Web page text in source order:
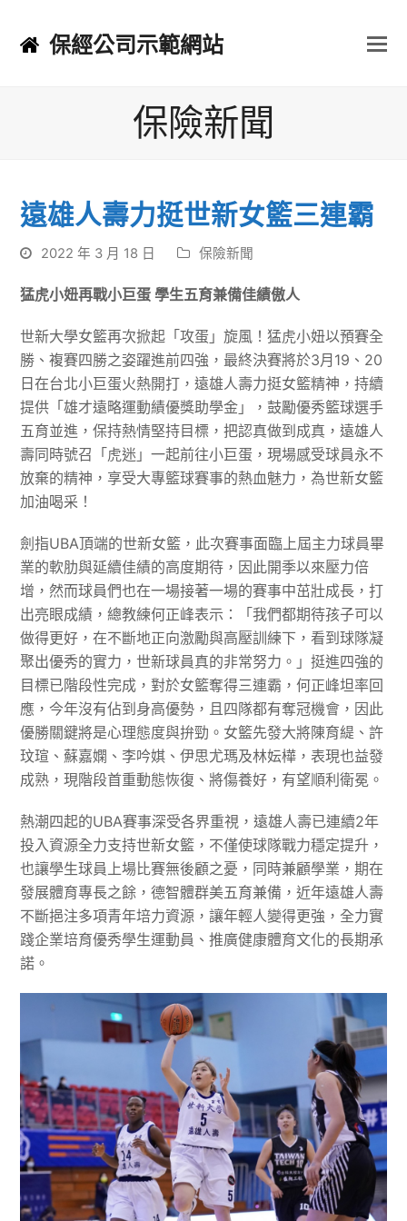
保經公司示範網站
保險新聞
遠雄人壽力挺世新女籃三連霸
2022 年 3 月 18 日 保險新聞
猛虎小妞再戰小巨蛋 學生五育兼備佳績傲人
世新大學女籃再次掀起「攻蛋」旋風！猛虎小妞以預賽全
勝、複賽四勝之姿躍進前四強，最終決賽將於3月19、20
日在台北小巨蛋火熱開打，遠雄人壽力挺女籃精神，持續
提供「雄才遠略運動績優獎助學金」，鼓勵優秀籃球選手
五育並進，保持熱情堅持目標，把認真做到成真，遠雄人
壽同時號召「虎迷」一起前往小巨蛋，現場感受球員永不
放棄的精神，享受大專籃球賽事的熱血魅力，為世新女籃
加油喝采！
劍指UBA頂端的世新女籃，此次賽事面臨上屆主力球員畢
業的軟肋與延續佳績的高度期待，因此開季以來壓力倍
增，然而球員們也在一場接著一場的賽事中茁壯成長，打
出亮眼成績，總教練何正峰表示：「我們都期待孩子可以
做得更好，在不斷地正向激勵與高壓訓練下，看到球隊凝
聚出優秀的實力，世新球員真的非常努力。」挺進四強的
目標已階段性完成，對於女籃奪得三連霸，何正峰坦率回
應，今年沒有佔到身高優勢，且四隊都有奪冠機會，因此
優勝關鍵將是心理態度與拚勁。女籃先發大將陳育緹、許
玟瑄、蘇嘉嫻、李吟娸、伊思尤瑪及林妘樺，表現也益發
成熟，現階段首重動態恢復、將傷養好，有望順利衛冕。
熱潮四起的UBA賽事深受各界重視，遠雄人壽已連續2年
投入資源全力支持世新女籃，不僅使球隊戰力穩定提升，
也讓學生球員上場比賽無後顧之憂，同時兼顧學業，期在
發展體育專長之餘，德智體群美五育兼備，近年遠雄人壽
不斷挹注多項青年培力資源，讓年輕人變得更強，全力實
踐企業培育優秀學生運動員、推廣健康體育文化的長期承
諾。